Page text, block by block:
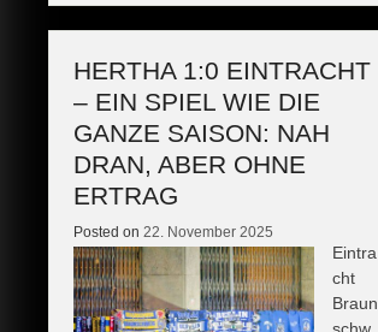
HERTHA 1:0 EINTRACHT
– EIN SPIEL WIE DIE
GANZE SAISON: NAH
DRAN, ABER OHNE
ERTRAG
Posted on 22. November 2025
Eintra
cht
Braun